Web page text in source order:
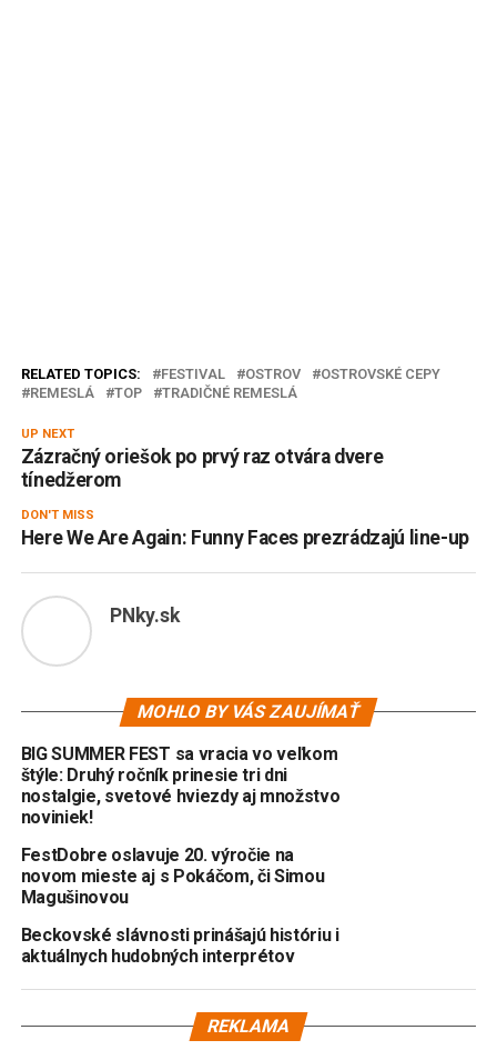
RELATED TOPICS: FESTIVAL OSTROV
OSTROVSKÉ CEPY
REMESLÁ
TOP TRADIČNÉ REMESLÁ
UP NEXT
Zázračný oriešok po prvý raz otvára dvere
tínedžerom
DON'T MISS
Here We Are Again: Funny Faces prezrádzajú line-up
PNky.sk
MOHLO BY VÁS ZAUJÍMAŤ
BIG SUMMER FEST sa vracia vo veľkom
štýle: Druhý ročník prinesie tri dni
nostalgie, svetové hviezdy aj množstvo
noviniek!
FestDobre oslavuje 20. výročie na
novom mieste aj s Pokáčom, či Simou
Magušinovou
Beckovské slávnosti prinášajú históriu i
aktuálnych hudobných interprétov
REKLAMA